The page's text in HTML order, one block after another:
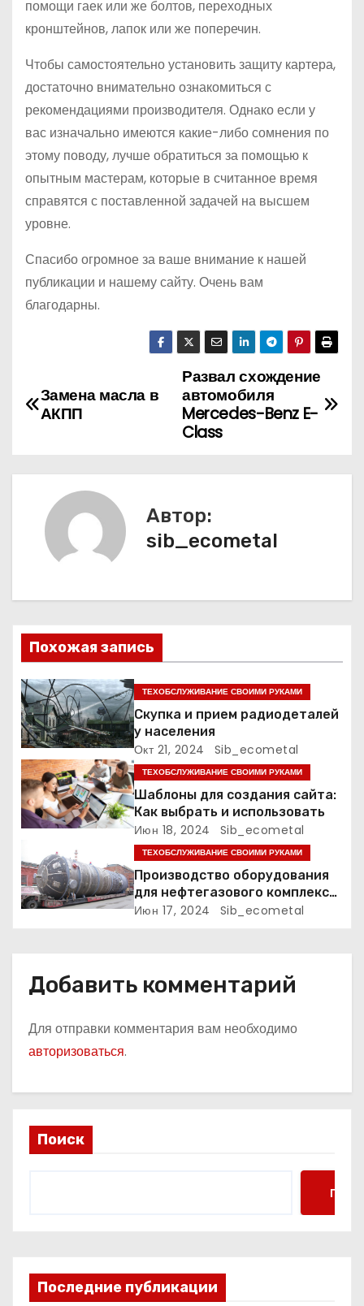
помощи гаек или же болтов, переходных
кронштейнов, лапок или же поперечин.
Чтобы самостоятельно установить защиту картера,
достаточно внимательно ознакомиться с
рекомендациями производителя. Однако если у
вас изначально имеются какие-либо сомнения по
этому поводу, лучше обратиться за помощью к
опытным мастерам, которые в считанное время
справятся с поставленной задачей на высшем
уровне.
Спасибо огромное за ваше внимание к нашей
публикации и нашему сайту. Очень вам
благодарны.
Н
а
я
п
о
з
а
п
и
с
Развал схождение
автомобиля
Mercedes-Benz E-
Class
Замена масла в
АКПП
Автор:
sib_ecometal
Похожая запись
ТЕХОБСЛУЖИВАНИЕ СВОИМИ РУКАМИ
Скупка и прием радиодеталей
у населения
Окт 21, 2024 Sib_ecometal
ТЕХОБСЛУЖИВАНИЕ СВОИМИ РУКАМИ
Шаблоны для создания сайта:
Как выбрать и использовать
Июн 18, 2024 Sib_ecometal
ТЕХОБСЛУЖИВАНИЕ СВОИМИ РУКАМИ
Производство оборудования
для нефтегазового комплекса,
нефтехимии, химии и
Июн 17, 2024 Sib_ecometal
Добавить комментарий
Для отправки комментария вам необходимо
авторизоваться.
Поиск
Поиск
Последние публикации